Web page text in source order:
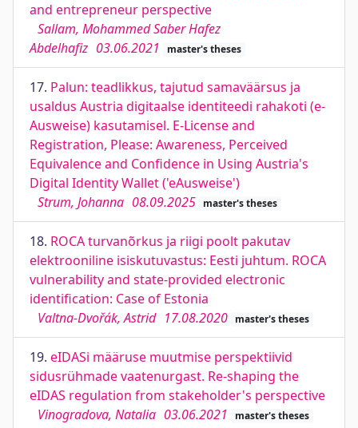
and entrepreneur perspective
Sallam, Mohammed Saber Hafez
Abdelhafiz 03.06.2021 master's theses
17. Palun: teadlikkus, tajutud samaväärsus ja
usaldus Austria digitaalse identiteedi rahakoti (e-
Ausweise) kasutamisel. E-License and
Registration, Please: Awareness, Perceived
Equivalence and Confidence in Using Austria's
Digital Identity Wallet ('eAusweise')
Strum, Johanna 08.09.2025 master's theses
18. ROCA turvanõrkus ja riigi poolt pakutav
elektrooniline isiskutuvastus: Eesti juhtum. ROCA
vulnerability and state-provided electronic
identification: Case of Estonia
Valtna-Dvořák, Astrid 17.08.2020 master's theses
19. eIDASi määruse muutmise perspektiivid
sidusrühmade vaatenurgast. Re-shaping the
eIDAS regulation from stakeholder's perspective
Vinogradova, Natalia 03.06.2021 master's theses